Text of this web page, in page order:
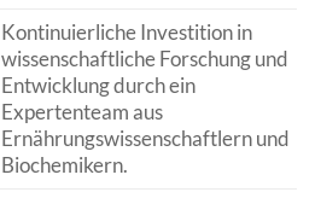
Kontinuierliche Investition in
wissenschaftliche Forschung und
Entwicklung durch ein
Expertenteam aus
Ernährungswissenschaftlern und
Biochemikern.